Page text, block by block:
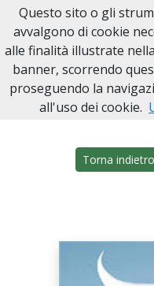
Onoranze Funebri
Home Italia NA
Torna indietro
Questo sito o gli
avvalgono di cookie
alle finalità illustrate
banner, scorrendo
proseguendo la
all'uso dei cookie.